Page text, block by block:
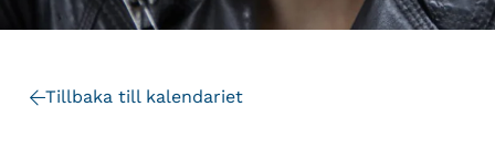
Tillbaka till kalendariet